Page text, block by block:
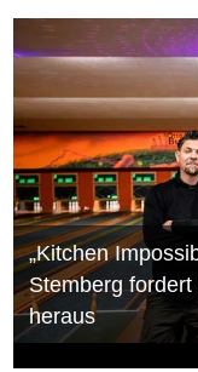
„Kitchen
Stemberg
heraus